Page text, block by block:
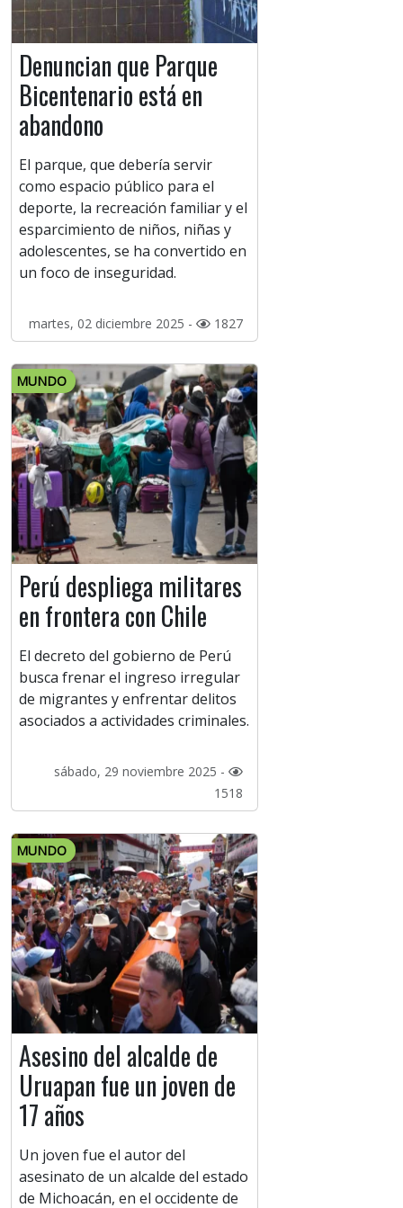
Denuncian que Parque
Bicentenario está en
abandono
El parque, que debería servir
como espacio público para el
deporte, la recreación familiar y el
esparcimiento de niños, niñas y
adolescentes, se ha convertido en
un foco de inseguridad.
martes, 02 diciembre 2025 - 1827
MUNDO
Perú despliega militares
en frontera con Chile
El decreto del gobierno de Perú
busca frenar el ingreso irregular
de migrantes y enfrentar delitos
asociados a actividades criminales.
sábado, 29 noviembre 2025 -
1518
MUNDO
Asesino del alcalde de
Uruapan fue un joven de
17 años
Un joven fue el autor del
asesinato de un alcalde del estado
de Michoacán, en el occidente de